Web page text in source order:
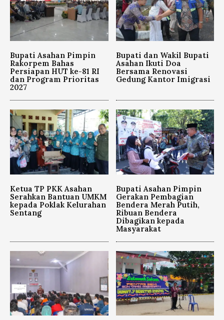
Bupati Asahan Pimpin
Rakorpem Bahas
Persiapan HUT ke-81 RI
dan Program Prioritas
2027
Bupati dan Wakil Bupati
Asahan Ikuti Doa
Bersama Renovasi
Gedung Kantor Imigrasi
Ketua TP PKK Asahan
Serahkan Bantuan UMKM
kepada Poklak Kelurahan
Sentang
Bupati Asahan Pimpin
Gerakan Pembagian
Bendera Merah Putih,
Ribuan Bendera
Dibagikan kepada
Masyarakat